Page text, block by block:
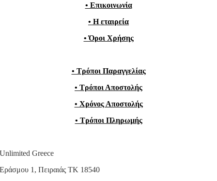
• Επικοινωνία
• Η εταιρεία
• Όροι Χρήσης
• Τρόποι Παραγγελίας
• Τρόποι Αποστολής
• Χρόνος Αποστολής
• Τρόποι Πληρωμής
Unlimited Greece
Εράσμου 1, Πειραιάς ΤΚ 18540